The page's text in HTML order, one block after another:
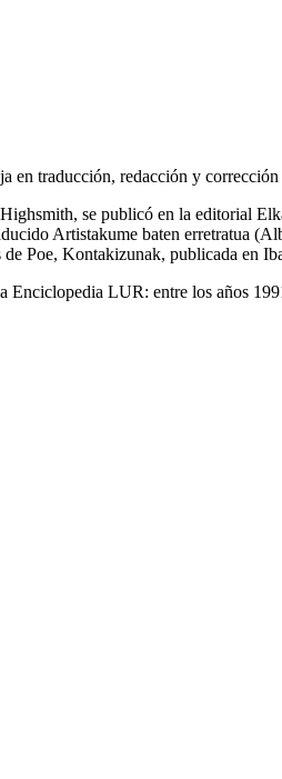
traducción, redacción y corrección
se publicó en la editorial
Artistakume baten erretratua
Poe, Kontakizunak, publicada en
LUR: entre los años